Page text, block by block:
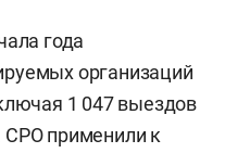
года
организаций
1 047 выездов
СРО применили к